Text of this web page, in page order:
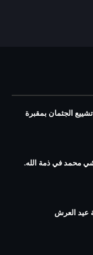
الجثمان بمقبرة
محمد في ذمة الله.
عيد العرش